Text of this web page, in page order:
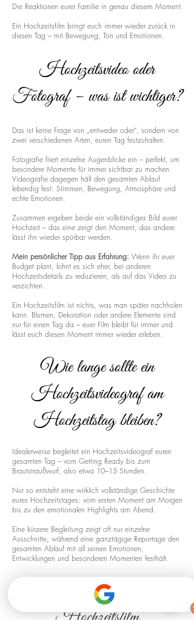
Die Reaktionen eurer Familie in genau diesem Moment.
Ein Hochzeitsfilm bringt euch immer wieder zurück in
diesen Tag – mit Bewegung, Ton und Emotionen.
Hochzeitsvideo oder
Fotograf – was ist wichtiger?
Das ist keine Frage von „entweder oder“, sondern von
zwei verschiedenen Arten, euren Tag festzuhalten.
Fotografie friert einzelne Augenblicke ein – perfekt, um
besondere Momente für immer sichtbar zu machen.
Videografie dagegen hält den gesamten Ablauf
lebendig fest: Stimmen, Bewegung, Atmosphäre und
echte Emotionen.
Zusammen ergeben beide ein vollständiges Bild eurer
Hochzeit – das eine zeigt den Moment, das andere
lässt ihn wieder spürbar werden.
Mein persönlicher Tipp aus Erfahrung: Wenn ihr euer
Budget plant, lohnt es sich eher, bei anderen
Hochzeitsdetails zu reduzieren, als auf das Video zu
verzichten.
Ein Hochzeitsfilm ist nichts, was man später nachholen
kann. Blumen, Dekoration oder andere Elemente sind
nur für einen Tag da – euer Film bleibt für immer und
lässt euch diesen Moment immer wieder erleben.
Wie lange sollte ein
Hochzeitsvideograf am
Hochzeitstag bleiben?
Idealerweise begleitet ein Hochzeitsvideograf euren
gesamten Tag – vom Getting Ready bis zum
Brautstraußwurf, also etwa 10–15 Stunden.
Nur so entsteht eine wirklich vollständige Geschichte
eures Hochzeitstages: vom ersten Moment am Morgen
bis zu den emotionalen Highlights am Abend.
Eine kürzere Begleitung zeigt oft nur einzelne
Ausschnitte, während eine ganztägige Reportage den
gesamten Ablauf mit all seinen Emotionen,
Entwicklungen und besonderen Momenten festhält.
Drohnenaufnahmen für euren